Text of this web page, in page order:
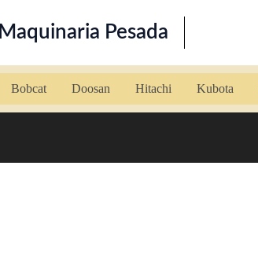
Maquinaria Pesada
Bobcat Doosan Hitachi Kubota